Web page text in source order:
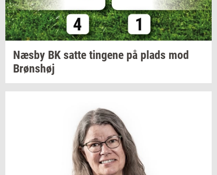
Næsby BK satte tin­ge­ne på plads mod
Brøns­høj